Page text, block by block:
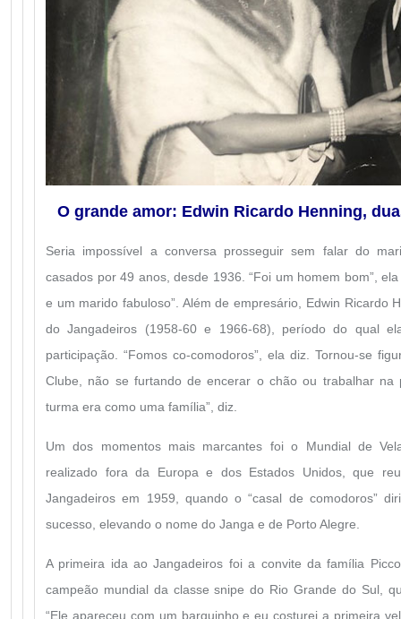
O grande amor: Edwin Ricardo Henning,
Seria impossível a conversa prosseguir sem falar do
casados por 49 anos, desde 1936. “Foi um homem bom”,
e um marido fabuloso”. Além de empresário, Edwin Ricardo
do Jangadeiros (1958-60 e 1966-68), período do qual
participação. “Fomos co-comodoros”, ela diz. Tornou-se
Clube, não se furtando de encerar o chão ou trabalhar na
turma era como uma família”, diz.
Um dos momentos mais marcantes foi o Mundial de
realizado fora da Europa e dos Estados Unidos, que
Jangadeiros em 1959, quando o “casal de comodoros”
sucesso, elevando o nome do Janga e de Porto Alegre.
A primeira ida ao Jangadeiros foi a convite da família
campeão mundial da classe snipe do Rio Grande do Sul,
“Ele apareceu com um barquinho e eu costurei a primeira